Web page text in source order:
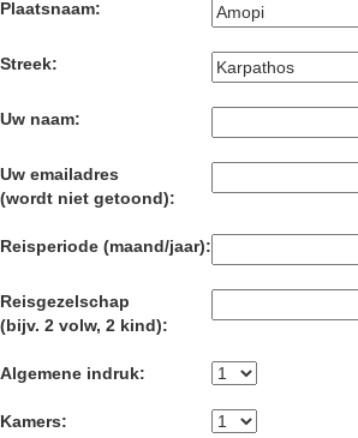
Plaatsnaam:
Streek:
Uw naam:
Uw emailadres
(wordt niet getoond):
Reisperiode (maand/jaar):
Reisgezelschap
(bijv. 2 volw, 2 kind):
Algemene indruk:
Kamers: